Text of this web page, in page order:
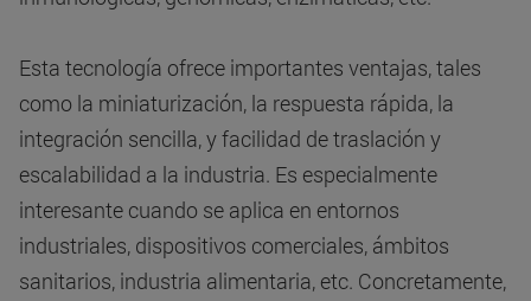
Esta tecnología ofrece importantes ventajas, tales
como la miniaturización, la respuesta rápida, la
integración sencilla, y facilidad de traslación y
escalabilidad a la industria. Es especialmente
interesante cuando se aplica en entornos
industriales, dispositivos comerciales, ámbitos
sanitarios, industria alimentaria, etc. Concretamente,